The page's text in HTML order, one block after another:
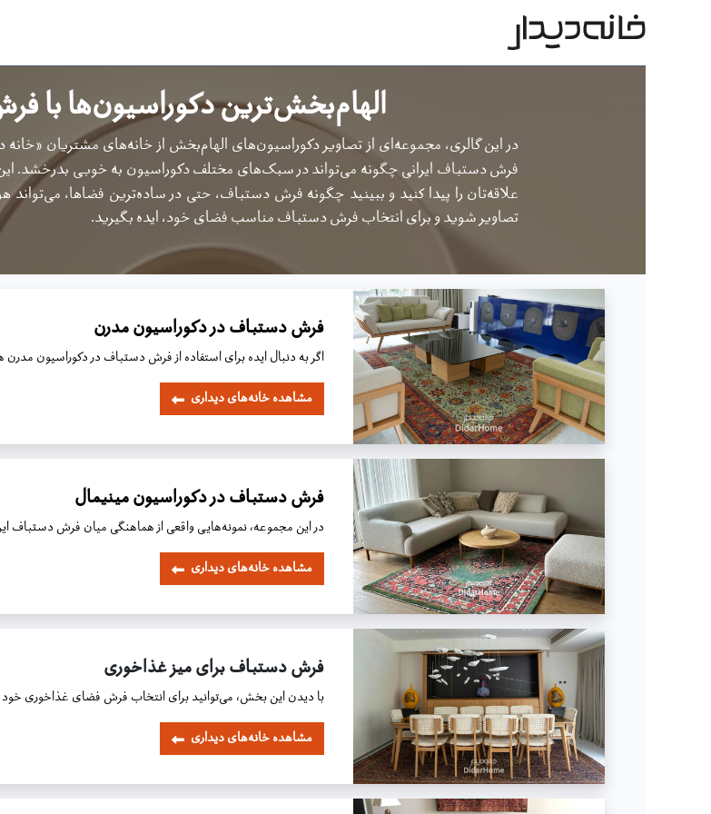
الهام‌بخش‌ترین دکوراسیون‌ها با
در این گالری، مجموعه‌ای از تصاویر دکوراسیون‌های الهام‌بخش از خانه‌های مشتریان
فرش دستباف ایرانی چگونه می‌تواند در سبک‌های مختلف دکوراسیون به خوبی بدرخشد.
علاقه‌تان را پیدا کنید و ببینید چگونه فرش دستباف، حتی در ساده‌ترین فضاها، می‌تواند
تصاویر شوید و برای انتخاب فرش دستباف مناسب فضای خود، ایده بگیرید.
فرش دستباف در دکوراسیون مدرن
اگر به دنبال ایده برای استفاده از فرش دستباف در دکوراسیون
مشاهده خانه‌های دیداری
فرش دستباف در دکوراسیون مینیمال
در این مجموعه، نمونه‌هایی واقعی از هماهنگی میان فرش دستباف
مشاهده خانه‌های دیداری
فرش دستباف برای میز غذاخوری
با دیدن این بخش، می‌توانیدبرای انتخاب فرش فضای غذاخوری خود
مشاهده خانه‌های دیداری